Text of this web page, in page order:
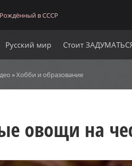
Рождённый в СССР
Русский мир Стоит
»Хобби и образование
овощи на